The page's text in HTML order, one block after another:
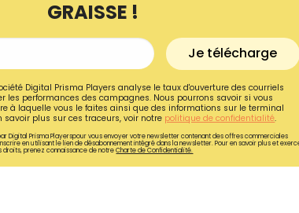
GRAISSE !
Je télécharge
Digital Prisma Players analyse le taux d'ouverture des courriels
les performances des campagnes. Nous pourrons savoir si vous
à laquelle vous le faites ainsi que des informations sur le terminal
savoir plus sur ces traceurs, voir notre politique de confidentialité.
Digital Prisma Playerspour vous envoyer votre newsletter contenant des offres commerciales
en utilisant le lien de désabonnement intégré dans la newsletter. Pour en savoir plus et
droits, prenez connaissance de notreCharte de Confidentialité.
Recevez
recettes inédites de
!